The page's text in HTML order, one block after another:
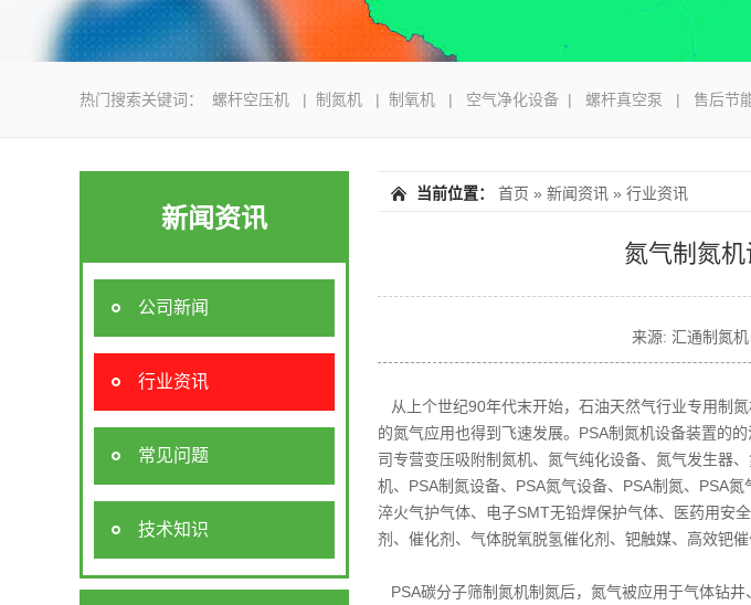
热门搜索关键词： 螺杆空压机 | 制氮机 | 制氧机 | 空气净化设备 | 螺杆真空泵 | 售后节
新闻资讯
公司新闻
行业资讯
常见问题
技术知识
当前位置： 首页 » 新闻资讯 » 行业资讯
氮气制氮
来源: 汇通制氮机
从上个世纪90年代末开始，石油天然气行业专用制
的氮气应用也得到飞速发展。PSA制氮机设备装置的
司专营变压吸附制氮机、氮气纯化设备、氮气发生器
机、PSA制氮设备、PSA氮气设备、PSA制氮、PSA
淬火气护气体、电子SMT无铅焊保护气体、医药用安
剂、催化剂、气体脱氧脱氢催化剂、钯触媒、高效钯
PSA碳分子筛制氮机制氮后，氮气被应用于气体钻